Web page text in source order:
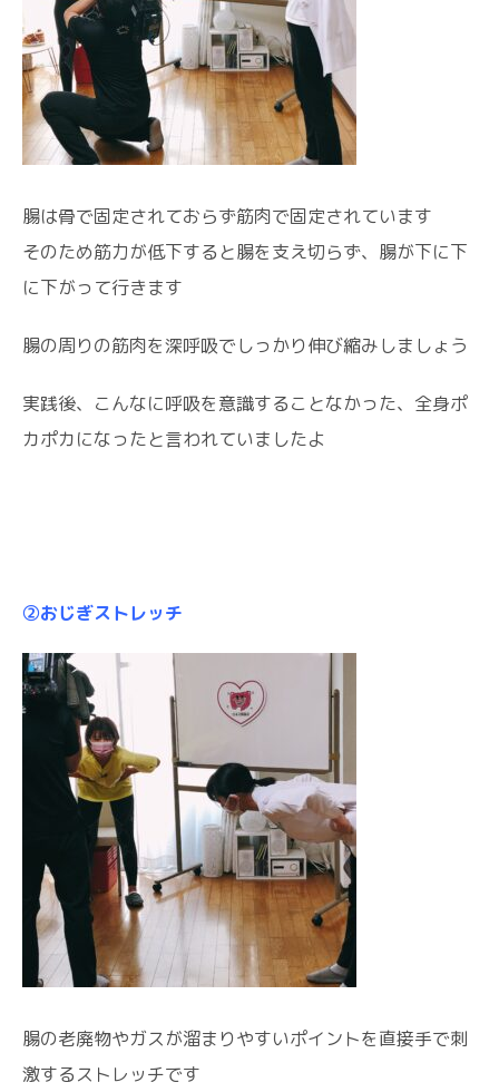
腸は骨で固定されておらず筋肉で固定されています
そのため筋力が低下すると腸を支え切らず、腸が下に下
に下がって行きます
腸の周りの筋肉を深呼吸でしっかり伸び縮みしましょう
実践後、こんなに呼吸を意識することなかった、全身ポ
カポカになったと言われていましたよ
②おじぎストレッチ
腸の老廃物やガスが溜まりやすいポイントを直接手で刺
激するストレッチです